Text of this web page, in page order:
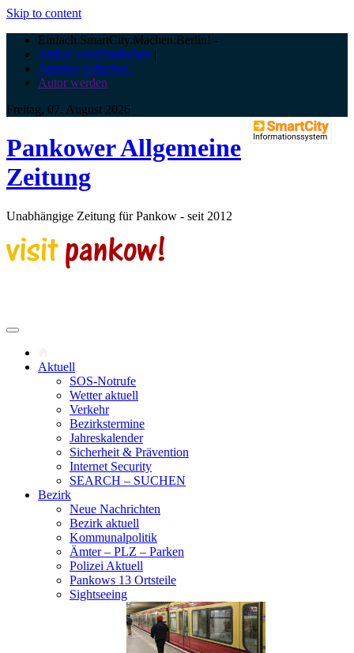
Skip to content
Einfach.SmartCity.Machen:Berlin! -
Artikel veröffentlichen |
Anzeige aufgeben |
Autor werden
Freitag, 07. August 2026
Pankower Allgemeine
Zeitung
Unabhängige Zeitung für Pankow - seit 2012
Aktuell
SOS-Notrufe
Wetter aktuell
Verkehr
Bezirkstermine
Jahreskalender
Sicherheit & Prävention
Internet Security
SEARCH – SUCHEN
Bezirk
Neue Nachrichten
Bezirk aktuell
Kommunalpolitik
Ämter – PLZ – Parken
Polizei Aktuell
Pankows 13 Ortsteile
Sightseeing